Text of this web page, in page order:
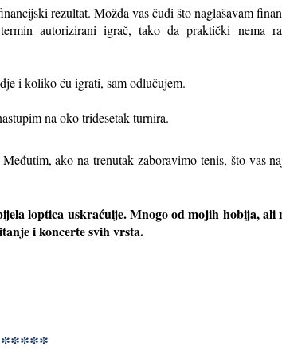
rezultat. Možda vas čudi što naglašavam
autorizirani igrač, tako da praktički nema
i koliko ću igrati, sam odlučujem.
na oko tridesetak turnira.
ako na trenutak zaboravimo tenis, što vas
loptica uskraćuije. Mnogo od mojih hobija, ali
i koncerte svih vrsta.
*****